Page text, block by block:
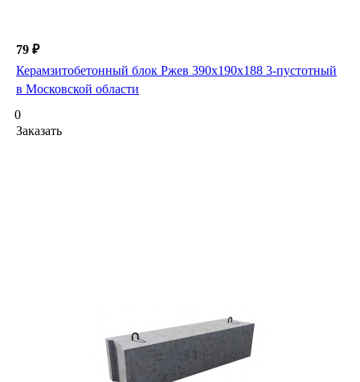
79 ₽
Керамзитобетонный блок Ржев 390х190х188 3-пустотный
в Московской области
0
Заказать